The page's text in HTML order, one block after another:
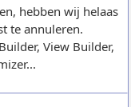
hebben wij helaas
te annuleren.
View Builder,